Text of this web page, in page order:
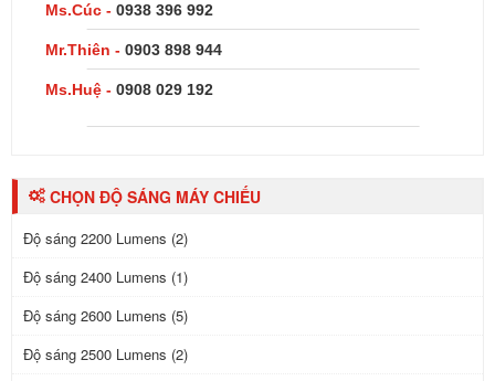
Ms.Cúc - 0938 396 992
Mr.Thiên - 0903 898 944
Ms.Huệ - 0908 029 192
CHỌN ĐỘ SÁNG MÁY CHIẾU
Độ sáng 2200 Lumens (2)
Độ sáng 2400 Lumens (1)
Độ sáng 2600 Lumens (5)
Độ sáng 2500 Lumens (2)